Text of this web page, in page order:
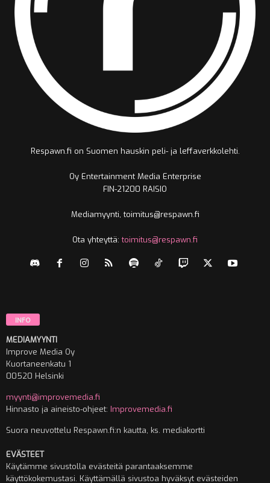
Respawn.fi on Suomen hauskin peli- ja leffaverkkolehti.
Oy Entertainment Media Enterprise
FIN-21200 RAISIO
Mediamyynti, toimitus@respawn.fi
Ota yhteyttä:toimitus@respawn.fi
INFO
MEDIAMYYNTI
Improve Media Oy
Kuortaneenkatu 1
00520 Helsinki
myynti@improvemedia.fi
Hinnasto ja aineisto-ohjeet: Improvemedia.fi
Suora neuvottelu Respawn.fi:n kautta, ks. mediakortti
EVÄSTEET
Käytämme sivustolla evästeitä parantaaksemme
käyttökokemustasi. Käyttämällä sivustoa hyväksyt evästeiden